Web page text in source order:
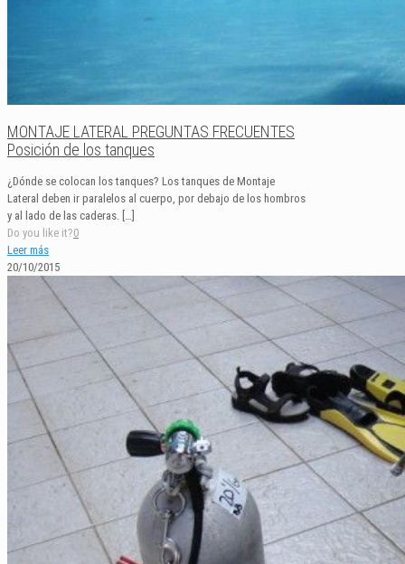
MONTAJE LATERAL PREGUNTAS FRECUENTES
Posición de los tanques
¿Dónde se colocan los tanques? Los tanques de Montaje
Lateral deben ir paralelos al cuerpo, por debajo de los hombros
y al lado de las caderas.
Do you like it?0
Leer más
20/10/2015